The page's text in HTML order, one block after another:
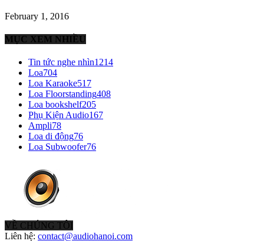
February 1, 2016
MỤC XEM NHIỀU
Tin tức nghe nhìn1214
Loa704
Loa Karaoke517
Loa Floorstanding408
Loa bookshelf205
Phụ Kiện Audio167
Ampli78
Loa di động76
Loa Subwoofer76
VỀ CHÚNG TÔI
Liên hệ: contact@audiohanoi.com